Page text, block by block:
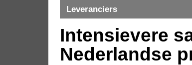
Leveranciers
Intensievere
Nederlandse